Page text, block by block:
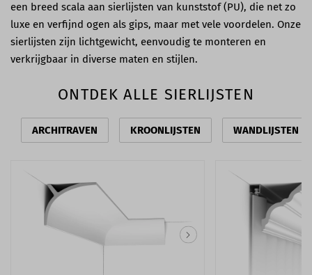
een breed scala aan sierlijsten van kunststof (PU), die net zo
luxe en verfijnd ogen als gips, maar met vele voordelen. Onze
sierlijsten zijn lichtgewicht, eenvoudig te monteren en
verkrijgbaar in diverse maten en stijlen.
ONTDEK ALLE SIERLIJSTEN
ARCHITRAVEN KROONLIJSTEN WANDLIJSTEN